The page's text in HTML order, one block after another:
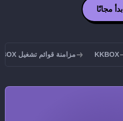
ابدأ مجانًا
KKBOX مزامنة قوائم تشغيل KKBOX